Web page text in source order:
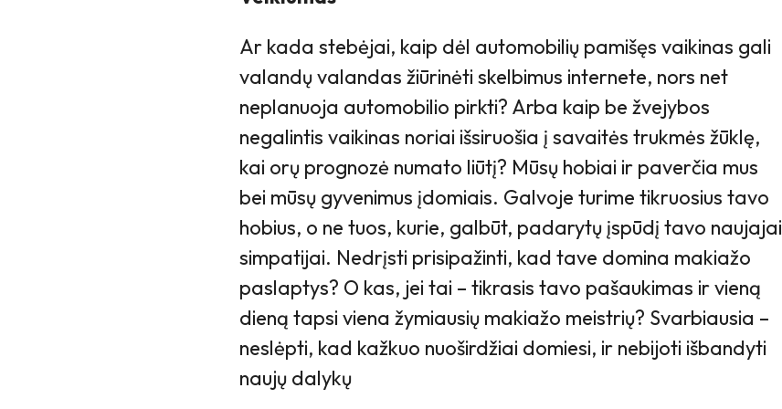
Ar kada stebėjai, kaip dėl automobilių pamišęs vaikinas gali
valandų valandas žiūrinėti skelbimus internete, nors net
neplanuoja automobilio pirkti? Arba kaip be žvejybos
negalintis vaikinas noriai išsiruošia į savaitės trukmės žūklę,
kai orų prognozė numato liūtį? Mūsų hobiai ir paverčia mus
bei mūsų gyvenimus įdomiais. Galvoje turime tikruosius tavo
hobius, o ne tuos, kurie, galbūt, padarytų įspūdį tavo naujajai
simpatijai. Nedrįsti prisipažinti, kad tave domina makiažo
paslaptys? O kas, jei tai – tikrasis tavo pašaukimas ir vieną
dieną tapsi viena žymiausių makiažo meistrių? Svarbiausia –
neslėpti, kad kažkuo nuoširdžiai domiesi, ir nebijoti išbandyti
naujų dalykų